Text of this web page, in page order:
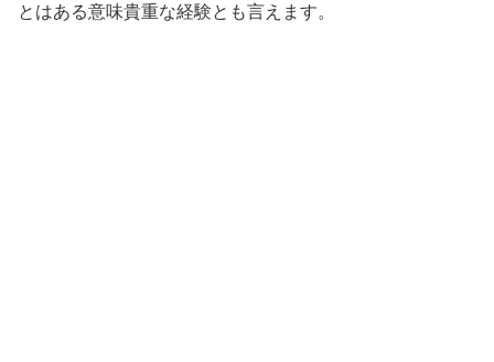
とはある意味貴重な経験とも言えます。